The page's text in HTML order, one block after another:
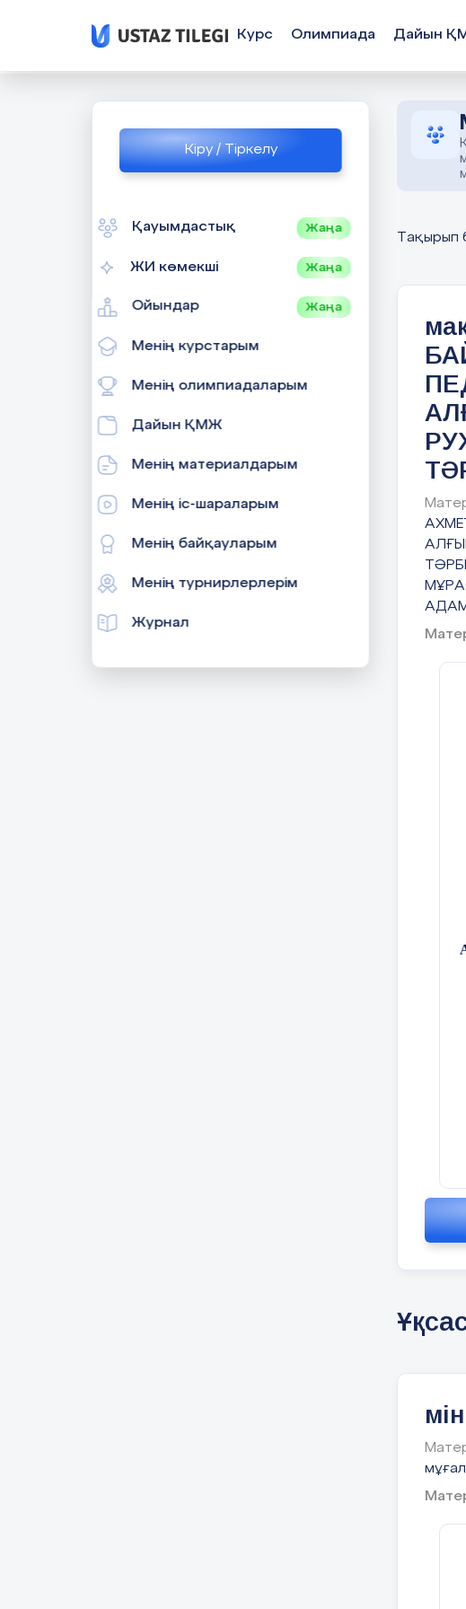
Кіру / Тіркелу
Қауымдастық Жаңа
ЖИ көмекші Жаңа
Ойындар Жаңа
Менің курстарым
Менің олимпиадаларым
Дайын ҚМЖ
Менің материалдарым
Менің іс-шараларым
Менің байқауларым
Менің турнирлерлерім
Журнал
Курс Олимпиада Дайын
Тақырып